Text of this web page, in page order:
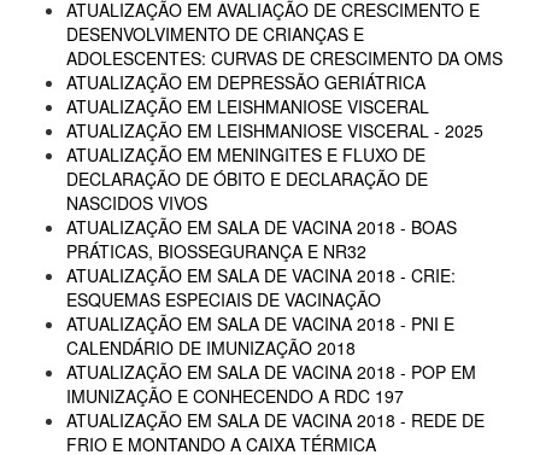
ATUALIZAÇÃO EM AVALIAÇÃO DE CRESCIMENTO E
DESENVOLVIMENTO DE CRIANÇAS E
ADOLESCENTES: CURVAS DE CRESCIMENTO DA OMS
ATUALIZAÇÃO EM DEPRESSÃO GERIÁTRICA
ATUALIZAÇÃO EM LEISHMANIOSE VISCERAL
ATUALIZAÇÃO EM LEISHMANIOSE VISCERAL - 2025
ATUALIZAÇÃO EM MENINGITES E FLUXO DE
DECLARAÇÃO DE ÓBITO E DECLARAÇÃO DE
NASCIDOS VIVOS
ATUALIZAÇÃO EM SALA DE VACINA 2018 - BOAS
PRÁTICAS, BIOSSEGURANÇA E NR32
ATUALIZAÇÃO EM SALA DE VACINA 2018 - CRIE:
ESQUEMAS ESPECIAIS DE VACINAÇÃO
ATUALIZAÇÃO EM SALA DE VACINA 2018 - PNI E
CALENDÁRIO DE IMUNIZAÇÃO 2018
ATUALIZAÇÃO EM SALA DE VACINA 2018 - POP EM
IMUNIZAÇÃO E CONHECENDO A RDC 197
ATUALIZAÇÃO EM SALA DE VACINA 2018 - REDE DE
FRIO E MONTANDO A CAIXA TÉRMICA